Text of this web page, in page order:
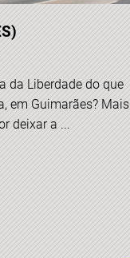
da Liberdade do que
em Guimarães? Mais
deixar a ...